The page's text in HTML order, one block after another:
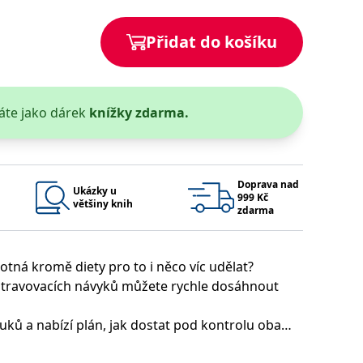
Přidat do košíku
jako dárek knížky zdarma.
Ukázky u
většiny knih
Doprava nad
999 Kč
zdarma
kromě diety pro to i něco víc udělat?
návyků můžete rychle dosáhnout
a nabízí plán, jak dostat pod kontrolu oba
Čtenářky objeví nástroje pro řízení
soubory cookie návštěvníků. Je nutné, aby banner cookie
k udržování proměnných relací uživatelů. Obvykle se
příkladem je udržování přihlášeného stavu uživatele
možné podávat platné zprávy o používání jejich
stránku a slouží k počítání a sledování zobrazení
médiích. Může také shromažďovat informace o
stránky.
správného vzhledu dialogových oken.
Vyprší
Popis
1 rok